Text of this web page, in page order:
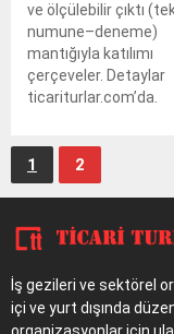
ve ölçülebilir çıktı
numune–deneme)
mantığıyla katılımı
çerçeveler. Detaylar
ticariturlar.com’da.
1 2
İş gezileri ve sektörel
içi ve yurt dışında